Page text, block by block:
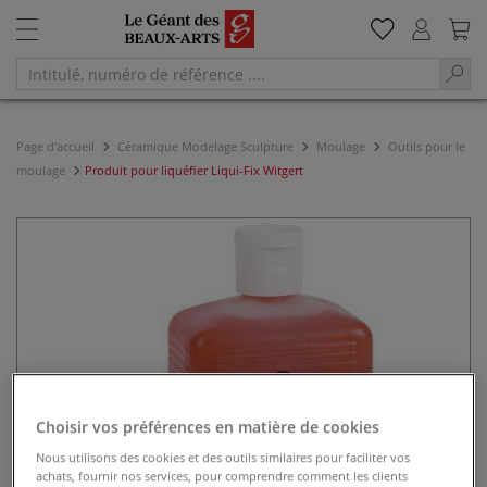
Page d'accueil Céramique Modelage Sculpture Moulage
Outils pour le
moulage
Produit pour liquéfier Liqui-Fix Witgert
Choisir vos préférences en matière de cookies
Nous utilisons des cookies et des outils similaires pour faciliter vos
achats, fournir nos services, pour comprendre comment les clients